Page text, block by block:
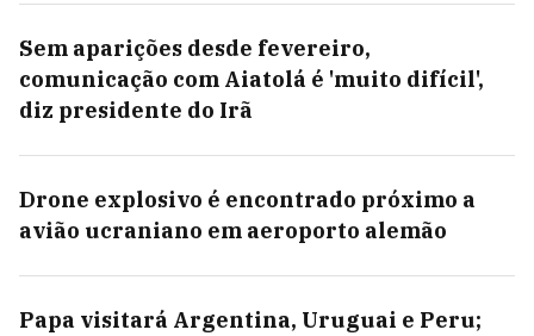
Sem aparições desde fevereiro,
comunicação com Aiatolá é 'muito difícil',
diz presidente do Irã
Drone explosivo é encontrado próximo a
avião ucraniano em aeroporto alemão
Papa visitará Argentina, Uruguai e Peru;